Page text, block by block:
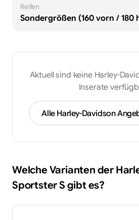
Reifen
Sondergrößen (160 vorn /
Aktuell sind keineHarley-
Inserate
AlleHarley-Davidson
Welche Varianten der
Sportster Sgibt es?